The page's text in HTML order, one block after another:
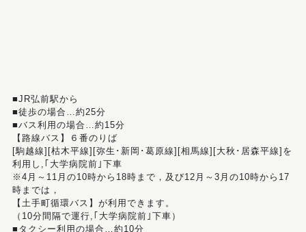
■JR弘前駅から
■徒歩の場合…約25分
■バス利用の場合…約15分
【路線バス】６番のりば
[駒越線][枯木平線][弥生･新岡･葛原線][相馬線][大秋･居森平線]を
利用し,｢大学病院前｣下車
※4月～11月の10時から18時まで，及び12月～3月の10時から17
時までは，
【土手町循環バス】が利用できます。
（10分間隔で運行,｢大学病院前｣下車）
■タクシー利用の場合…約10分